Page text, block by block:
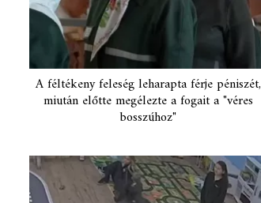
A féltékeny feleség leharapta férje péniszét,
miután előtte megélezte a fogait a "véres
bosszúhoz"